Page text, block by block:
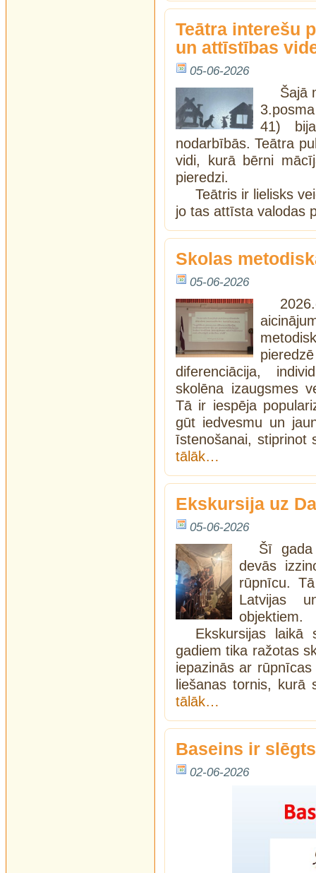
Teātra interešu
un attīstības
05-06-2026
Šajā
41)
nodarbībās. Teātra
vidi, kurā bērni
pieredzi.
Teātris ir lielisks
jo tas attīsta valodas
Skolas
05-06-2026
diferenciācija,
skolēna izaugsmes
Tā ir iespēja
gūt iedvesmu un
īstenošanai, stiprinot
tālāk…
Ekskursija uz
05-06-2026
Šī
devās
rūpnīcu.
Latvijas
objektiem.
Ekskursijas laikā
gadiem tika ražotas
iepazinās ar
liešanas tornis,
tālāk…
Baseins ir slēgts
02-06-2026